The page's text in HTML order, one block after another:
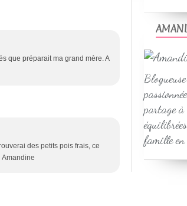
que préparait ma grand mère. A
des petits pois frais, ce
Amandine
partage à
famille en